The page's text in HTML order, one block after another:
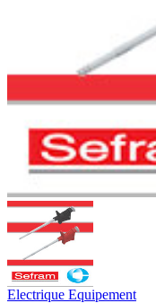
Electrique Equipement